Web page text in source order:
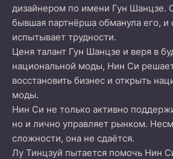
дизайнером по имени Гун Шанцзе.
бывшая партнёрша обманула его, и
испытывает трудности.
Ценя талант Гун Шанцзе и веря в
национальной моды, Нин Си
восстановить бизнес и открыть
моды.
Нин Си не только активно
но и лично управляет рынком.
сложности, она не сдаётся.
Лу Тинцзуй пытается помочь Нин